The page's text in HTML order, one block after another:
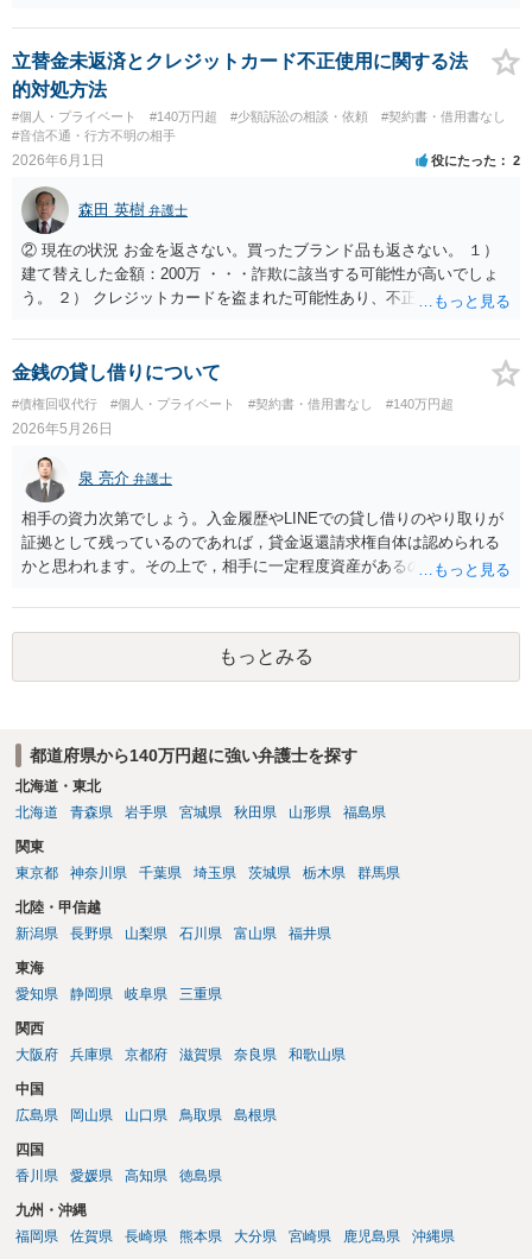
のレンタル料等も契約書等に記載がないか、また、納期や頭金の返還
条項等を確認する必要があるかと存じます。 関連する資料一式を持参
して弁護士に相談されることをお勧めします。
立替金未返済とクレジットカード不正使用に関する法
的対処方法
#個人・プライベート #140万円超 #少額訴訟の相談・依頼
#契約書・借用書なし
#音信不通・行方不明の相手
2026年6月1日 役にたった 2
森田 英樹 弁護士
② 現在の状況 お金を返さない。買ったブランド品も返さない。 １）
建て替えした金額：200万 ・・・詐欺に該当する可能性が高いでしょ
う。 ２） クレジットカードを盗まれた可能性あり、不正使用された模
被害届を提出する予定。電話連絡済み。 ・・・あなたのカードを使用
されたという場合 あなたもカード会社に対して詐欺の共犯に該当す
る可能性があります。 ③ 相談したいこと 全額返済もしくは処罰
を与えること。 １） 全額返済してほしい ・・・ご質問の内容・経緯
からすると 至難の業でしょう。 ２） 返済できない場合は、横領罪ま
たは窃盗罪として問えるか ・・・どれだけの裏付け証拠があるか次第
です。 3） その他、最適な対処方法はあるか ・・・いずれにせよ 弁
護士に直接相談するか あきらめるか という流れになると思われま
す。
金銭の貸し借りについて
#債権回収代行 #個人・プライベート #契約書・借用書なし #140万円超
2026年5月26日
泉 亮介 弁護士
相手の資力次第でしょう。入金履歴やLINEでの貸し借りのやり取りが
証拠として残っているのであれば，貸金返還請求権自体は認められる
かと思われます。その上で，相手に一定程度資産があるのであれば，
考えられます。
もっとみる
都道府県から140万円超に強い弁護士を探す
北海道・東北
北海道
青森県 岩手県 宮城県 秋田県 山形県 福島県
関東
東京都
神奈川県 千葉県 埼玉県 茨城県 栃木県 群馬県
北陸・甲信越
新潟県
長野県 山梨県 石川県 富山県 福井県
東海
愛知県
静岡県 岐阜県 三重県
関西
大阪府
兵庫県 京都府 滋賀県 奈良県 和歌山県
中国
広島県
岡山県 山口県 鳥取県 島根県
四国
香川県
愛媛県 高知県 徳島県
九州・沖縄
福岡県
佐賀県 長崎県 熊本県 大分県 宮崎県 鹿児島県 沖縄県